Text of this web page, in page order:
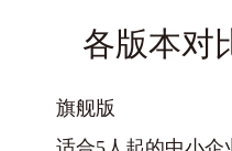
各版本对
‌旗舰版‌